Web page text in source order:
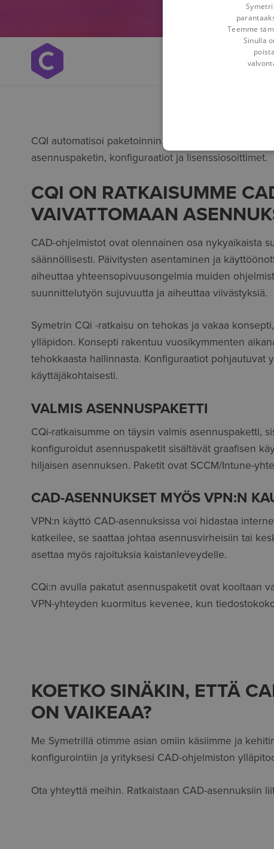
CQI automatisoi paketoinnin, asennuksen,
asennuspaketin, konfiguraatiot ja lisenssiosoittimet.
CQI ON RATKAISUMME
VAIVATTOMAAN
CAD-ohjelmistot ovat olennainen osa nykyaikaista
säännöllisesti. Päivitysten asentaminen ja
aiheuttaa yhteensopivuusongelmia muiden
suunnittelutyön sujuvuutta ja aiheuttaa viivästyksiä.
Symetrin CQi -ratkaisu on tehokas ja vakaa
ylläpidon. Konsepti rakentuu vuosikymmenten
tehokkaasta hallinnasta. Konfiguraatiot pohjautuvat
käyttäjäkohtaisesti.
VALMIS ASENNUSPAKETTI
CQi-ratkaisumme on täysin valmis asennuspaketti,
konfiguroidut asennuspaketit sisältävät graafisen
hiljaisen asennuksen. Paketit ovat SCCM/Intune-
CAD-ASENNUKSET MYÖS VPN:N
VPN:n käyttö CAD-asennuksissa voi hidastaa
katkeilee, se saattaa johtaa asennusvirheisiin tai
asettaa myös rajoituksia kaistanleveydelle.
CQi:n avulla pakatut asennuspaketit ovat kooltaan
VPN-yhteyden kuormitus kevenee, kun
KOETKO SINÄKIN, ETTÄ
ON VAIKEAA?
Me Symetrillä otimme asian omiin käsiimme ja
konfigurointiin ja yrityksesi CAD-ohjelmiston
Ota yhteyttä meihin. Ratkaistaan CAD-asennuksiin
Teemme
Sinulla